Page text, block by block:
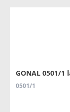
GONAL 0501/1
0501/1